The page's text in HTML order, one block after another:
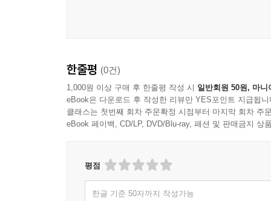
한줄평 (0건)
1,000원 이상 구매 후 한줄평 작성 시 일반회원 50원, 마니
eBook은 다운로드 후 작성한 리뷰만 YES포인트 지급됩니
클래스는 첫번째 회차 주문확정 시점부터 마지막 회차 주
eBook 페이백, CD/LP, DVD/Blu-ray, 패션 및 판매금지 상
평점
한글 기준 50자까지 작성가능